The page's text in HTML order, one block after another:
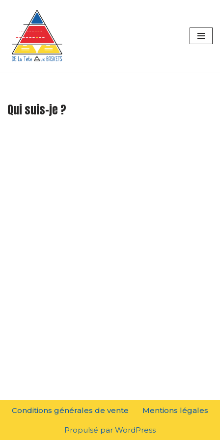
Aller
au
contenu
Qui suis-je ?
Conditions générales de vente Mentions légales
Propulsé par WordPress